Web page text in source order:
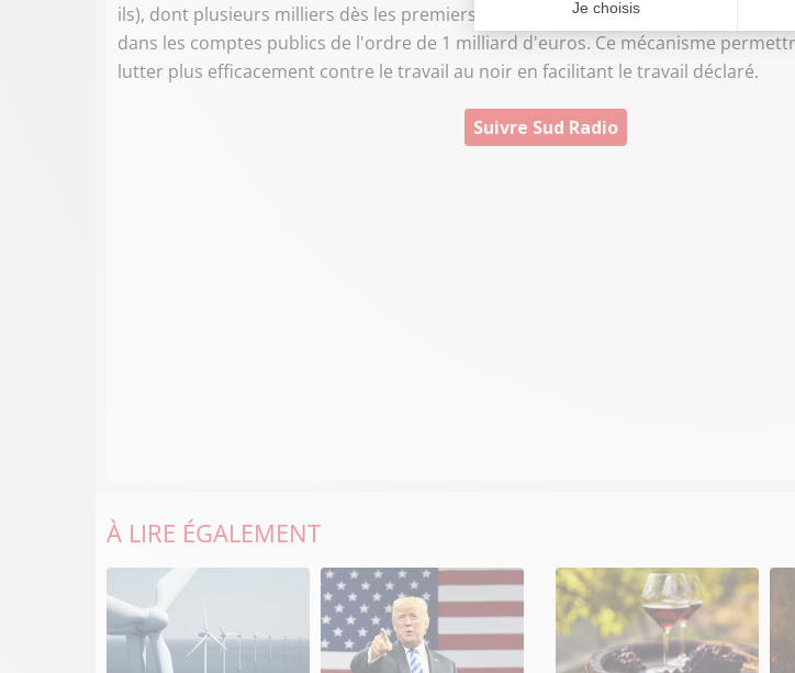
ils), dont plusieurs milliers dès les premiers mois, et des rentrées de cotisations
dans les comptes publics de l'ordre de 1 milliard d'euros. Ce mécanisme
lutter plus efficacement contre le travail au noir en facilitant le travail déclaré.
Suivre Sud Radio
À LIRE ÉGALEMENT